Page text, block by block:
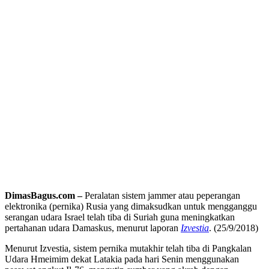
DimasBagus.com –Peralatan sistem jammer atau peperangan
elektronika (pernika) Rusia yang dimaksudkan untuk mengganggu
serangan udara Israel telah tiba di Suriah guna meningkatkan
pertahanan udara Damaskus, menurut laporan Izvestia. (25/9/2018)
Menurut Izvestia, sistem pernika mutakhir telah tiba di Pangkalan
Udara Hmeimim dekat Latakia pada hari Senin menggunakan